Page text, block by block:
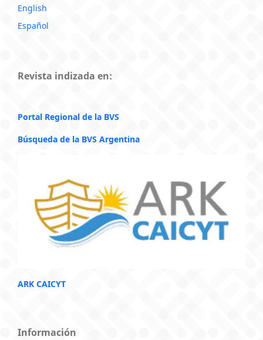
English
Español
Revista indizada en:
Portal Regional de la BVS
Búsqueda de la BVS Argentina
ARK CAICYT
Información